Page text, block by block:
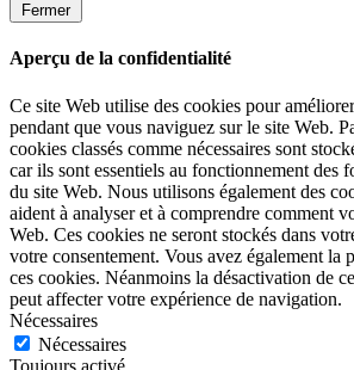
Fermer
Aperçu de la confidentialité
Ce site Web utilise des cookies pour
pendant que vous naviguez sur le site Web.
cookies classés comme nécessaires sont
car ils sont essentiels au fonctionnement des
du site Web. Nous utilisons également des
aident à analyser et à comprendre comment
Web. Ces cookies ne seront stockés dans
votre consentement. Vous avez également la
ces cookies. Néanmoins la désactivation de
peut affecter votre expérience de navigation.
Nécessaires
Nécessaires
Toujours activé